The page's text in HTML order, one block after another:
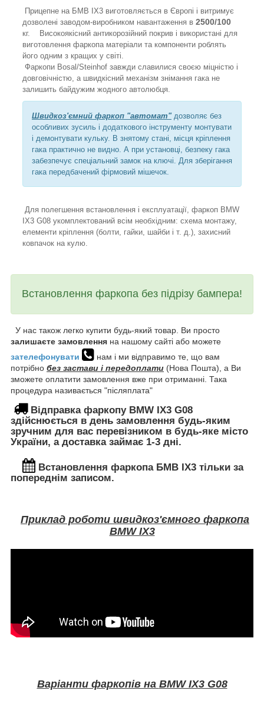
Прицепне на БМВ IХ3 виготовляється в Європі і витримує
дозволені заводом-виробником навантаження в 2500/100
кг. Високоякісний антикорозійний покрив і використані для
виготовлення фаркопа матеріали та компоненти роблять
його одним з кращих у світі.
Фаркопи Bosal/Steinhof завжди славилися своєю міцністю і
довговічністю, а швидкісний механізм знімання гака не
залишить байдужим жодного автолюбця.
Швидкоз'ємний фаркоп "автомат"дозволяє без
особливих зусиль і додаткового інструменту монтувати
і демонтувати кульку. В знятому стані, місця кріплення
гака практично не видно. А при установці, безпеку гака
забезпечує спеціальний замок на ключі. Для зберігання
гака передбачений фірмовий мішечок.
Для полегшення встановлення і експлуатації, фаркоп BMW
IX3 G08 укомплектований всім необхідним: схема монтажу,
елементи кріплення (болти, гайки, шайби і т. д.), захисний
ковпачок на кулю.
Встановлення фаркопа без підрізу бампера!
У нас також легко купити будь-який товар. Ви просто
залишаєте замовлення на нашому сайті або можете
зателефонувати
нам і ми відправимо те, що вам
потрібно без застави і передоплати (Нова Пошта), а Ви
зможете оплатити замовлення вже при отриманні. Така
процедура називається "післяплата"
Відправка фаркопу BMW IX3 G08
здійснюється в день замовлення будь-яким
зручним для вас перевізником в будь-яке місто
України, а доставка займає 1-3 дні.
Встановлення фаркопа БМВ IХ3 тільки за
попереднім записом.
Приклад роботи швидкоз'ємного фаркопа
BMW IX3
Варіанти фаркопів на BMW IX3 G08